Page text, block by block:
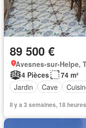
89 500 €
Avesnes-sur-Helpe,
4 Pièces
74 m²
Jardin
Cave
Il y a 3 semaines, 18